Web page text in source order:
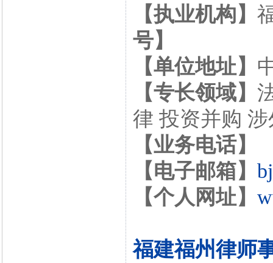
【执业机构】
号】
【单位地址】
【专长领域】
律 投资并购
【业务电话】
【电子邮箱】
【个人网址】
福建福州律师